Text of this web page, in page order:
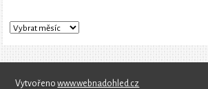
Vytvořenowww.webnadohled.cz